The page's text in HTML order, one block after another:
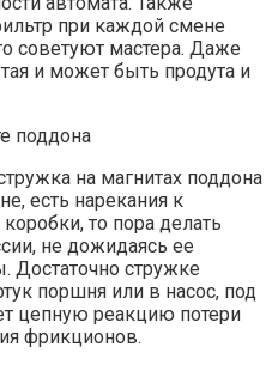
при каждой смене
советуют мастера. Даже
и может быть продута и
на магнитах поддона
есть нарекания к
то пора делать
не дожидаясь ее
Достаточно стружке
поршня или в насос, под
цепную реакцию потери
фрикционов.